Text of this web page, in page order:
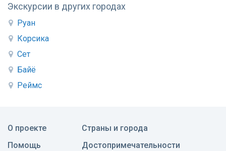
Экскурсии в других городах
Руан
Корсика
Сет
Байё
Реймс
О проекте
Помощь
Страны и города
Достопримечательности